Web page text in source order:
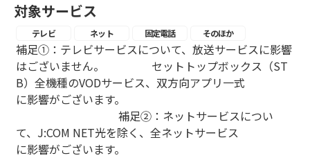
対象サービス
テレビ ネット 固定電話 そのほか
補足①：テレビサービスについて、放送サービスに影響
はございません。 セットトップボックス（ST
B）全機種のVODサービス、双方向アプリ一式
に影響がございます。
補足②：ネットサービスについ
て、J:COM NET光を除く、全ネットサービス
に影響がございます。